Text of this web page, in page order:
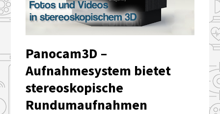
Panocam3D –
Aufnahmesystem bietet
stereoskopische
Rundumaufnahmen